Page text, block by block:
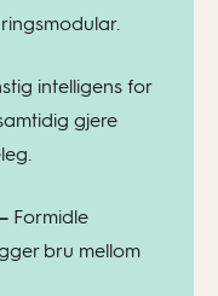
intelligens for
gjere
Formidle
bru mellom